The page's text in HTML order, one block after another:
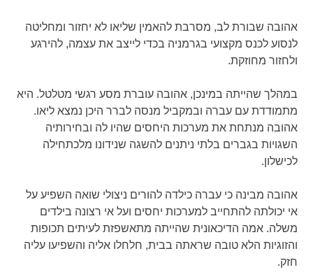
אהובה שבורת לב, מסרבת להאמין שליאו לא יחזור ומחליטה
לנסוע לכנס מקצועי בגרמניה בכדי לייצב את עצמה, להירגע
ולחזור מחוזקת.
במהלך שהייתה במינכן, אהובה עוברת מסע רגשי מטלטל. היא
מתמודדת עם עברה ובמקביל מנסה לברר היכן נמצא ליאו.
אהובה מנתחת את מערכות היחסים שהיו לה ובחירותיה
השגויות בגברים בלתי ניתנים להשגה שנידונו מלכתחילה
לכישלון.
אהובה מבינה כי עברה כילדה להורים ניצולי שואה השפיע על
אי יכולתה להתחייב למערכות יחסים ועל אי רצונה בילדים
משלה. אמה הדיכאונית שהייתה מתאשפזת לעיתים תכופות
והזוגיות הלא טובה שראתה בבית, חלחלו אליה והשפיעו עליה
חזק.